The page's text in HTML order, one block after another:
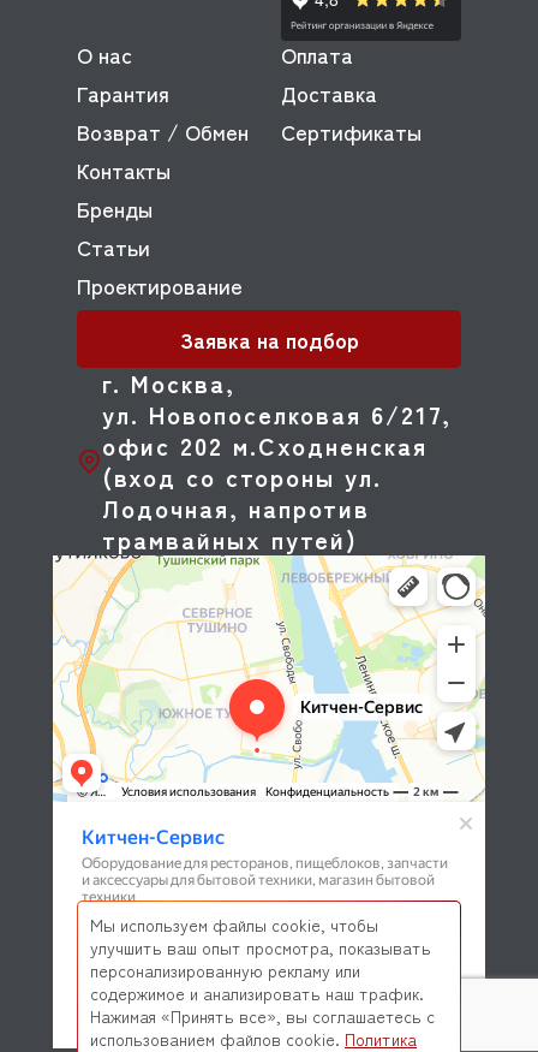
г. Москва,
ул. Новопоселковая 6/217,
офис 202 м.Сходненская
(вход со стороны ул.
Лодочная, напротив
трамвайных путей)
О нас
Оплата
Гарантия
Доставка
Возврат / Обмен
Сертификаты
Контакты
Бренды
Статьи
Проектирование
Заявка на подбор
Мы используем файлы cookie, чтобы
улучшить ваш опыт просмотра, показывать
персонализированную рекламу или
содержимое и анализировать наш трафик.
Нажимая «Принять все», вы соглашаетесь с
использованием файлов cookie. Политика